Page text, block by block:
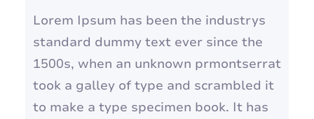
Lorem Ipsum has been the industrys
standard dummy text ever since the
1500s, when an unknown prmontserrat
took a galley of type and scrambled it
to make a type specimen book. It has